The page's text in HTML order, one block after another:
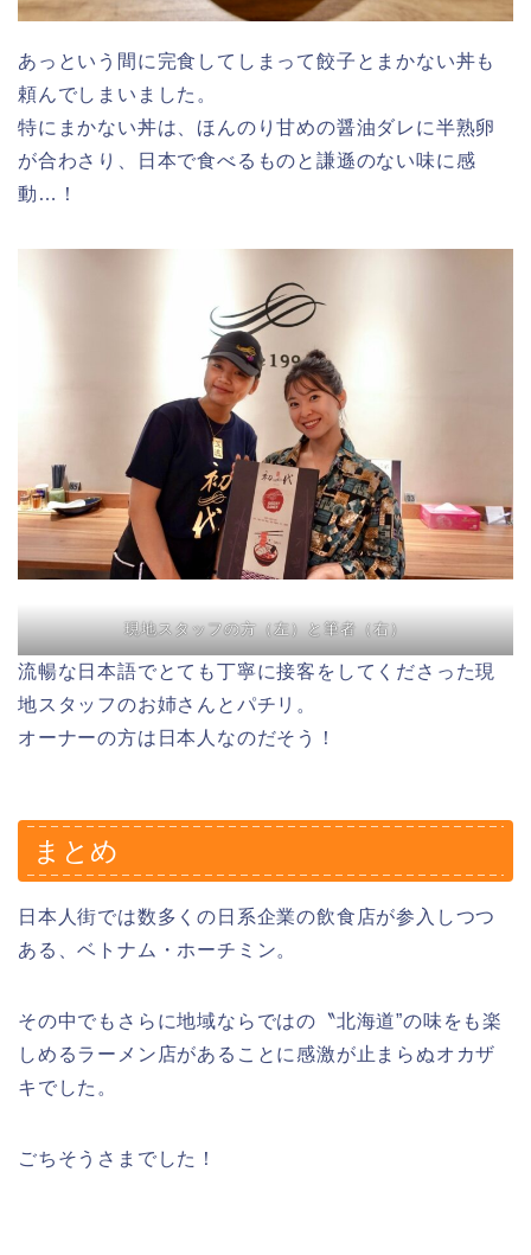
あっという間に完食してしまって餃子とまかない丼も
頼んでしまいました。
特にまかない丼は、ほんのり甘めの醤油ダレに半熟卵
が合わさり、日本で食べるものと謙遜のない味に感
動…！
現地スタッフの方（左）と筆者（右）
流暢な日本語でとても丁寧に接客をしてくださった現
地スタッフのお姉さんとパチリ。
オーナーの方は日本人なのだそう！
まとめ
日本人街では数多くの日系企業の飲食店が参入しつつ
ある、ベトナム・ホーチミン。
その中でもさらに地域ならではの〝北海道”の味をも楽
しめるラーメン店があることに感激が止まらぬオカザ
キでした。
ごちそうさまでした！